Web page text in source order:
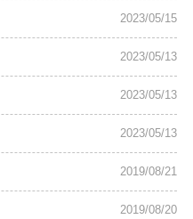
2023/05/15
2023/05/13
2023/05/13
2023/05/13
2019/08/21
2019/08/20